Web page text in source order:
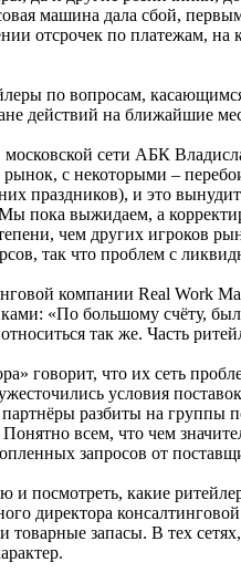
машина дала сбой,
отсрочек по платежам, на
по вопросам,
действий на ближайшие
московской сети АБК
с некоторыми –
праздников), и это
пока выжидаем, а
чем других игроков
так что проблем с
компании Real Work
«По большому счёту,
так же. Часть
говорит, что их сеть
условия
разбиты на группы
всем, что чем
запросов от
и посмотреть, какие
директора
товарные запасы. В тех